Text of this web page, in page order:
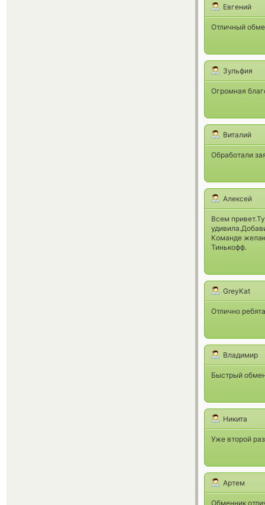
Евгений
Отличный
Зульфия
Огромная
Виталий
Обработали
Алексей
Всем
Команде
Тинькофф.
GreyKat
Отлично
Владимир
Быстрый
Никита
Уже второй
Артем
Обменник